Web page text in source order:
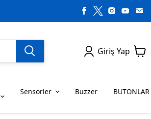
Giriş Yap
Sensörler Buzzer BUTONLAR